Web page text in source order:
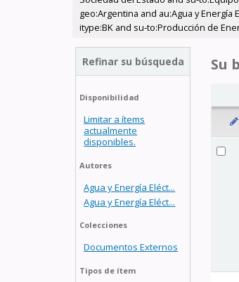
geo:Argentina and au:Agua y
itype:BK and su-to:Producción de
Refinar su búsqueda
Disponibilidad
Limitar a ítems
actualmente
disponibles.
Autores
Agua y Energía Eléct...
Agua y Energía Eléct...
Colecciones
Documentos Externos
Tipos de ítem
Su